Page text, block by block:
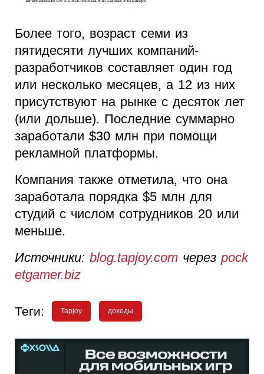
Более того, возраст семи из
пятидесяти лучших компаний-
разработчиков составляет один год
или несколько месяцев, а 12 из них
присутствуют на рынке с десяток лет
(или дольше). Последние суммарно
заработали $30 млн при помощи
рекламной платформы.
Компания также отметила, что она
заработала порядка $5 млн для
студий с числом сотрудников 20 или
меньше.
Источники: blog.tapjoy.com через pock
etgamer.biz
Теги: Tapjoy доходы